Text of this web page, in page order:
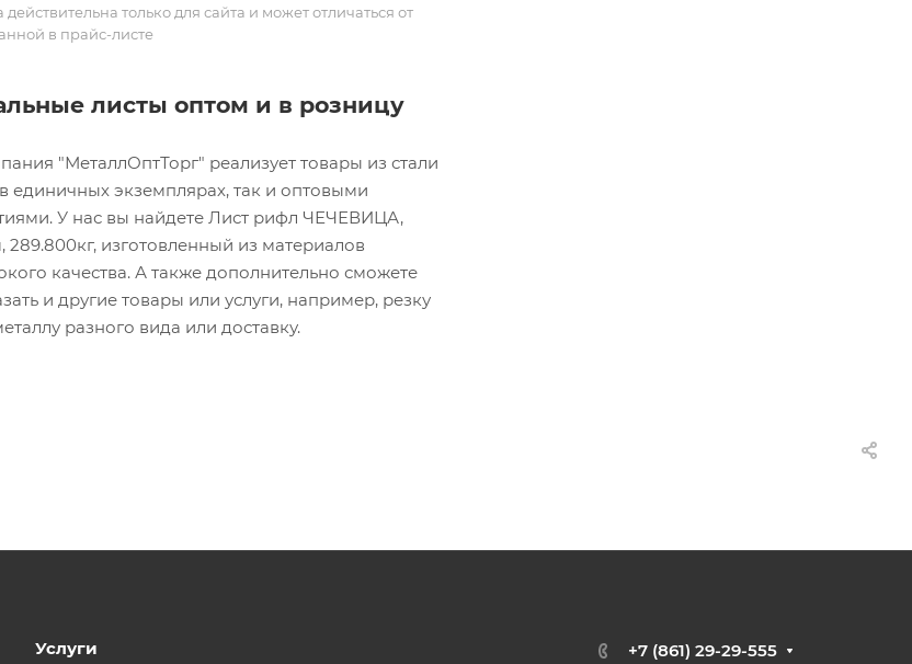
действительна только для сайта и может отличаться от
в прайс-листе
листы оптом и в розницу
"МеталлОптТорг" реализует товары из стали
единичных экземплярах, так и оптовыми
У нас вы найдете Лист рифл ЧЕЧЕВИЦА,
289.800кг, изготовленный из материалов
качества. А также дополнительно сможете
и другие товары или услуги, например, резку
разного вида или доставку.
Услуги +7 (861) 29-29-555